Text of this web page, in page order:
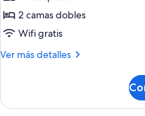
Royal,
2
habitaciones
2 camas dobles
Wifi gratis
Ver más detalles
Más
Royal,